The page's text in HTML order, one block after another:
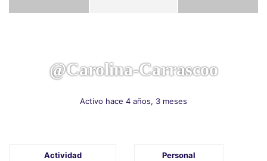
@carolina-Carrascoo
Activo hace 4 años, 3 meses
Actividad Personal